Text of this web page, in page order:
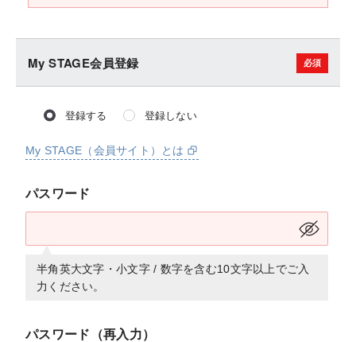
My STAGE会員登録
登録する 登録しない
My STAGE（会員サイト）とは
パスワード
半角英大文字・小文字 / 数字を含む10文字以上でご入
力ください。
パスワード（再入力）